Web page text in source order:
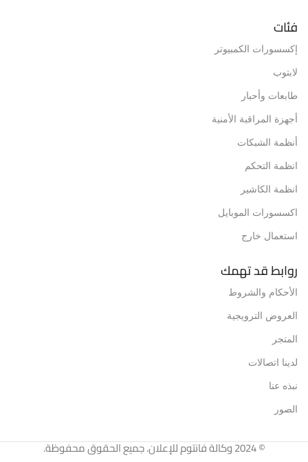
فئات
إكسسورات الكمبيوتر
لابتوب
طابعات وأحبار
أجهزة المراقبة الأمنية
أنظمة الشبكات
انظمة التحكم
انظمة الكاشير
اكسسورات الموبايل
استعمال خارج
روابط قد تهمك
الأحكام والشروط
العروض الترويجية
المتجر
لدينا اتصالات
نبذه عنا
الصور
© 2024 وكالة فانتوم للإعلان. جميع الحقوق محفوظة.